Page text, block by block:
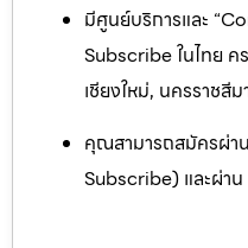
มีศูนย์บริการและ
Subscribe ในไทย
เชียงใหม่, นครราชสี
คุณสามารถสมัครผ่า
Subscribe) และผ่าน